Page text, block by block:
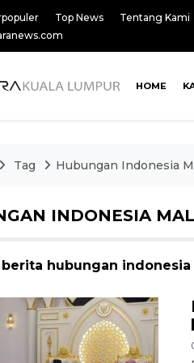
Top News
Tentang Kami
HOME
Tag Hubungan Indonesia
INDONESIA
hubungan